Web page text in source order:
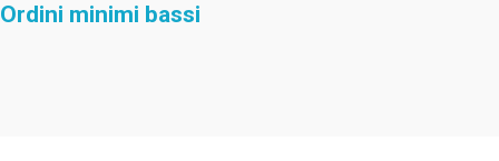
Ordini minimi bassi